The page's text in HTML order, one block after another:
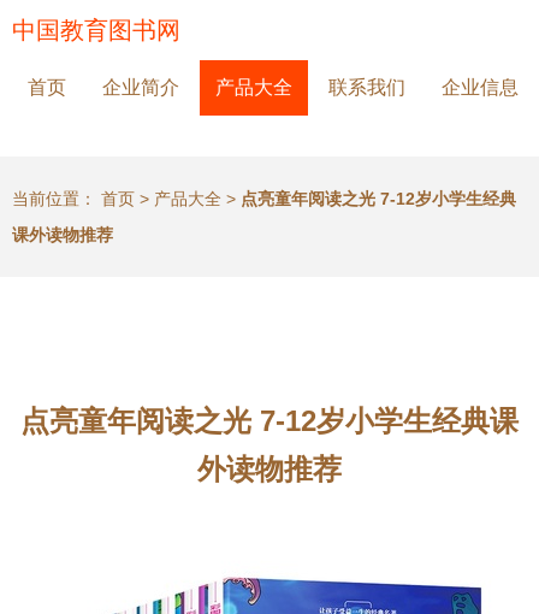
中国教育图书网
首页 企业简介 产品大全 联系我们 企业信息
当前位置： 首页 > 产品大全 > 点亮童年阅读之光 7-12岁小学生经典
课外读物推荐
点亮童年阅读之光 7-12岁小学生经典课
外读物推荐